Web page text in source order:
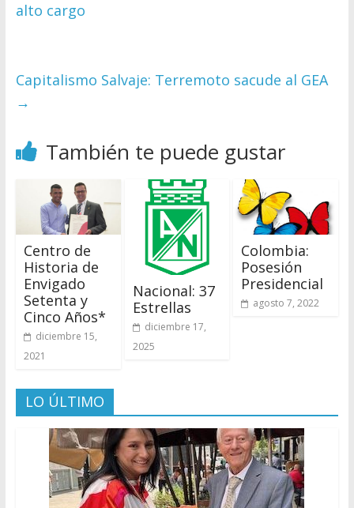
alto cargo
Capitalismo Salvaje: Terremoto sacude al GEA
→
También te puede gustar
Centro de
Historia de
Envigado
Setenta y
Cinco Años*
diciembre 15,
2021
Nacional: 37
Estrellas
diciembre 17,
2025
Colombia:
Posesión
Presidencial
agosto 7, 2022
LO ÚLTIMO